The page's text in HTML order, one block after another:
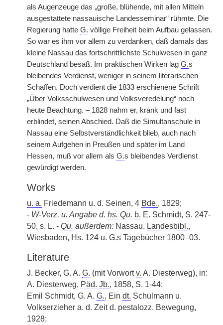
als Augenzeuge das „große, blühende, mit allen Mitteln
ausgestattete nassauische Landesseminar“ rühmte. Die
Regierung hatte G. völlige Freiheit beim Aufbau gelassen.
So war es ihm vor allem zu verdanken, daß damals das
kleine Nassau das fortschrittlichste Schulwesen in ganz
Deutschland besaß. Im praktischen Wirken lag G.s
bleibendes Verdienst, weniger in seinem literarischen
Schaffen. Doch verdient die 1833 erschienene Schrift
„Über Volksschulwesen und Volksveredelung“ noch
heute Beachtung. – 1828 nahm er, krank und fast
erblindet, seinen Abschied. Daß die Simultanschule in
Nassau eine Selbstverständlichkeit blieb, auch nach
seinem Aufgehen in Preußen und später im Land
Hessen, muß vor allem als G.s bleibendes Verdienst
gewürdigt werden.
Works
u. a. Friedemann u. d. Seinen, 4 Bde., 1829;
- W-Verz. u. Angabe d. hs. Qu. b. E. Schmidt, S. 247-
50, s. L. - Qu. außerdem: Nassau. Landesbibl.,
Wiesbaden, Hs. 124 u. G.s Tagebücher 1800–03.
Literature
J. Becker, G. A. G. (mit Vorwortv. A. Diesterweg), in:
A. Diesterweg, Päd. Jb., 1858, S. 1-44;
Emil Schmidt, G. A. G., Ein dt. Schulmann u.
Volkserzieher a. d. Zeit d. pestalozz. Bewegung,
1928;